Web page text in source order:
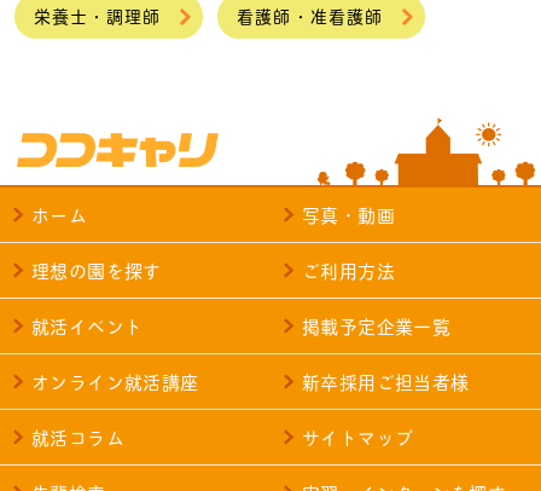
栄養士・調理師 看護師・准看護師
ホーム
理想の園を探す
就活イベント
オンライン就活講座
就活コラム
写真・動画
ご利用方法
掲載予定企業一覧
新卒採用ご担当者様
サイトマップ